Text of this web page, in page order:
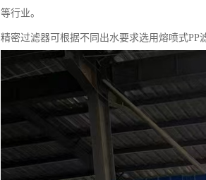
等行业。
精密过滤器可根据不同出水要求选用熔喷式PP